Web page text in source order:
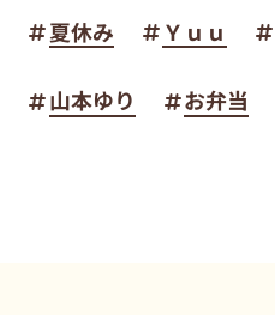
夏休み Ｙｕｕ
山本ゆり お弁当